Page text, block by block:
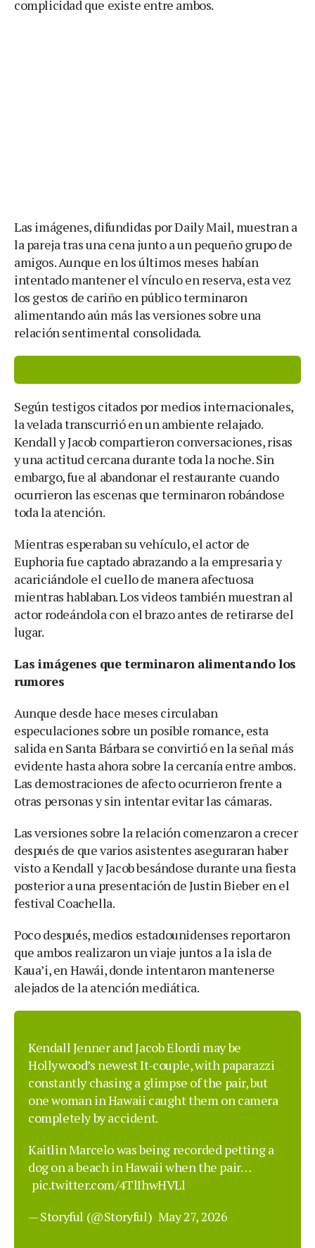
complicidad que existe entre ambos.
Las imágenes, difundidas por Daily Mail, muestran a
la pareja tras una cena junto a un pequeño grupo de
amigos. Aunque en los últimos meses habían
intentado mantener el vínculo en reserva, esta vez
los gestos de cariño en público terminaron
alimentando aún más las versiones sobre una
relación sentimental consolidada.
Según testigos citados por medios internacionales,
la velada transcurrió en un ambiente relajado.
Kendall y Jacob compartieron conversaciones, risas
y una actitud cercana durante toda la noche. Sin
embargo, fue al abandonar el restaurante cuando
ocurrieron las escenas que terminaron robándose
toda la atención.
Mientras esperaban su vehículo, el actor de
Euphoria fue captado abrazando a la empresaria y
acariciándole el cuello de manera afectuosa
mientras hablaban. Los videos también muestran al
actor rodeándola con el brazo antes de retirarse del
lugar.
Las imágenes que terminaron alimentando los
rumores
Aunque desde hace meses circulaban
especulaciones sobre un posible romance, esta
salida en Santa Bárbara se convirtió en la señal más
evidente hasta ahora sobre la cercanía entre ambos.
Las demostraciones de afecto ocurrieron frente a
otras personas y sin intentar evitar las cámaras.
Las versiones sobre la relación comenzaron a crecer
después de que varios asistentes aseguraran haber
visto a Kendall y Jacob besándose durante una fiesta
posterior a una presentación de Justin Bieber en el
festival Coachella.
Poco después, medios estadounidenses reportaron
que ambos realizaron un viaje juntos a la isla de
Kaua’i, en Hawái, donde intentaron mantenerse
alejados de la atención mediática.
Kendall Jenner and Jacob Elordi may be
Hollywood’s newest It-couple, with paparazzi
constantly chasing a glimpse of the pair, but
one woman in Hawaii caught them on camera
completely by accident.
Kaitlin Marcelo was being recorded petting a
dog on a beach in Hawaii when the pair…
pic.twitter.com/4TlIhwHVLl
— Storyful (@Storyful) May 27, 2026